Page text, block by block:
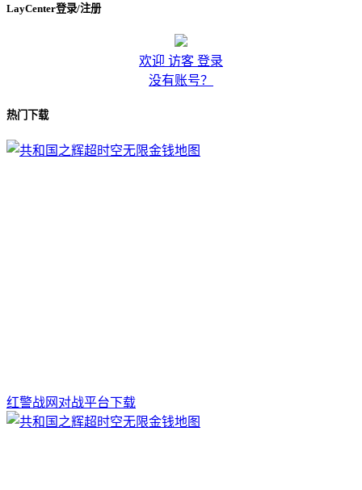
LayCenter登录/注册
欢迎 访客 登录
没有账号？
热门下载
红警战网对战平台下载